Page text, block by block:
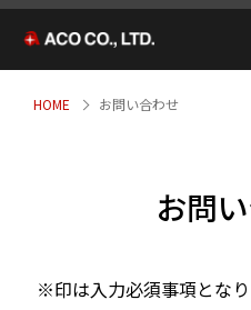
HOME お問い合わせ
お問
※印は入力必須事項とな